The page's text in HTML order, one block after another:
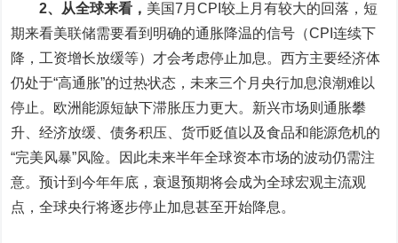
2、从全球来看， 美国7月CPI较上月有较大的回落，短
期来看美联储需要看到明确的通胀降温的信号（CPI连续下
降，工资增长放缓等）才会考虑停止加息。西方主要经济体
仍处于“高通胀”的过热状态，未来三个月央行加息浪潮难以
停止。欧洲能源短缺下滞胀压力更大。新兴市场则通胀攀
升、经济放缓、债务积压、货币贬值以及食品和能源危机的
“完美风暴”风险。因此未来半年全球资本市场的波动仍需注
意。预计到今年年底，衰退预期将会成为全球宏观主流观
点，全球央行将逐步停止加息甚至开始降息。